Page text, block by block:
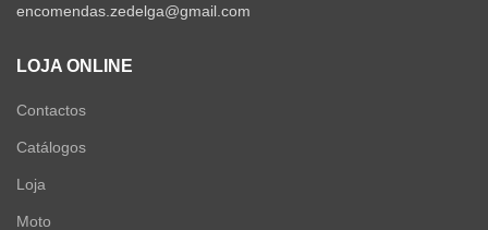
encomendas.zedelga@gmail.com
LOJA ONLINE
Contactos
Catálogos
Loja
Moto